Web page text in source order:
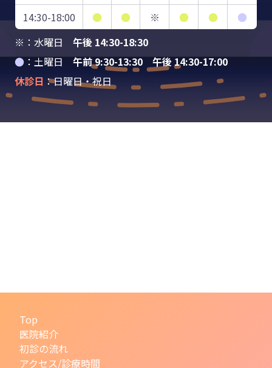
14:30-18:00
● ● ※ ● ●
●
※：水曜日 午後 14:30-18:30
●：土曜日午前 9:30-13:30 午後 14:30-17:00
休診日 ：日曜日・祝日
Top
医院紹介
初診の流れ
アクセス/診療時間